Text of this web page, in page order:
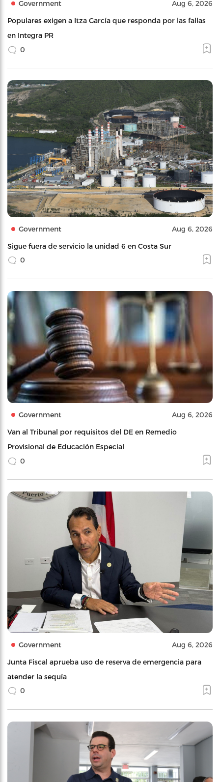
Government Aug 6, 2026
Populares exigen a Itza García que responda por las fallas
en Integra PR
0
Government Aug 6, 2026
Sigue fuera de servicio la unidad 6 en Costa Sur
0
Government Aug 6, 2026
Van al Tribunal por requisitos del DE en Remedio
Provisional de Educación Especial
0
Government Aug 6, 2026
Junta Fiscal aprueba uso de reserva de emergencia para
atender la sequía
0